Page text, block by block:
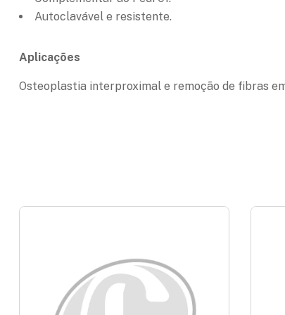
Autoclavável e resistente.
Aplicações
Osteoplastia interproximal e remoção de fibras